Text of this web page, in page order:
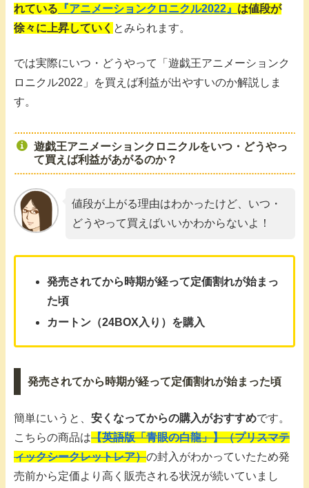
れている 『アニメーションクロニクル2022』 は値段が
徐々に上昇していく とみられます。
では実際にいつ・どうやって「遊戯王アニメーションク
ロニクル2022」を買えば利益が出やすいのか解説しま
す。
遊戯王アニメーションクロニクルをいつ・どうやっ
て買えば利益があがるのか？
値段が上がる理由はわかったけど、いつ・
どうやって買えばいいかわからないよ！
発売されてから時期が経って定価割れが始まっ
た頃
カートン（24BOX入り）を購入
発売されてから時期が経って定価割れが始まった頃
簡単にいうと、 安くなってからの購入がおすすめです。
こちらの商品は【英語版「青眼の白龍」】（プリスマテ
ィックシークレットレア）の封入がわかっていたため発
売前から定価より高く販売される状況が続いていまし